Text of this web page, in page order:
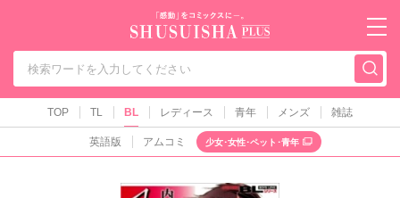
秋水社PLUS（テ
TOP TL BL レディース 青年 メンズ 雑誌
英語版 アムコミ 少女･女性･ペット･青年